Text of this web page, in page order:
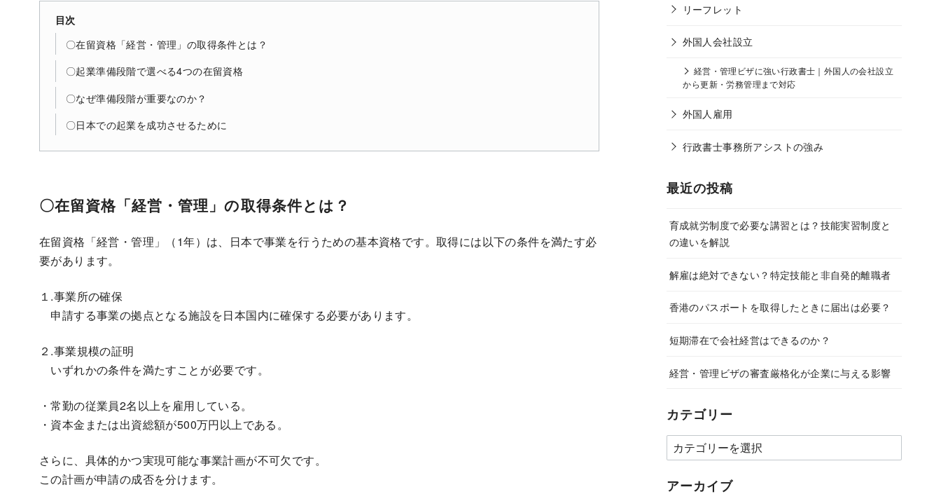
目次
〇在留資格「経営・管理」の取得条件とは？
〇起業準備段階で選べる4つの在留資格
〇なぜ準備段階が重要なのか？
〇日本での起業を成功させるために
〇在留資格「経営・管理」の取得条件とは？
在留資格「経営・管理」（1年）は、日本で事業を行うための基本資格です。取得には以下の条件を満たす必
要があります。
１.事業所の確保
申請する事業の拠点となる施設を日本国内に確保する必要があります。
２.事業規模の証明
いずれかの条件を満たすことが必要です。
・常勤の従業員2名以上を雇用している。
・資本金または出資総額が500万円以上である。
さらに、具体的かつ実現可能な事業計画が不可欠です。
この計画が申請の成否を分けます。
リーフレット
外国人会社設立
経営・管理ビザに強い行政書士｜外国人の会社設立
から更新・労務管理まで対応
外国人雇用
行政書士事務所アシストの強み
最近の投稿
育成就労制度で必要な講習とは？技能実習制度と
の違いを解説
解雇は絶対できない？特定技能と非自発的離職者
香港のパスポートを取得したときに届出は必要？
短期滞在で会社経営はできるのか？
経営・管理ビザの審査厳格化が企業に与える影響
カテゴリー
カ
テ
ゴ
アーカイブ